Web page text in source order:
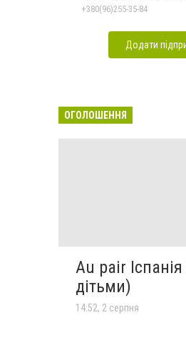
+380(96)255-35-84
Додати
ОГОЛОШЕННЯ
Au pair
дітьми)
14:52, 2 серпня